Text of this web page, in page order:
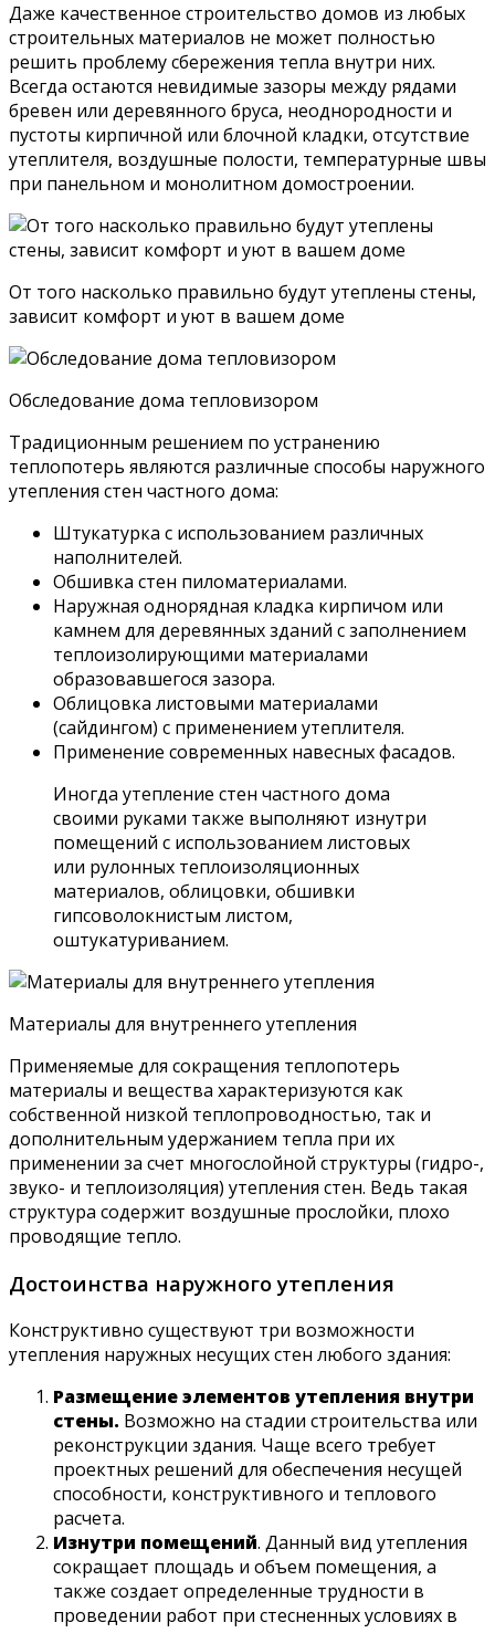
Даже качественное строительство домов из любых
строительных материалов не может полностью
решить проблему сбережения тепла внутри них.
Всегда остаются невидимые зазоры между рядами
бревен или деревянного бруса, неоднородности и
пустоты кирпичной или блочной кладки, отсутствие
утеплителя, воздушные полости, температурные швы
при панельном и монолитном домостроении.
От того насколько правильно будут утеплены стены,
зависит комфорт и уют в вашем доме
Обследование дома тепловизором
Традиционным решением по устранению
теплопотерь являются различные способы наружного
утепления стен частного дома:
Штукатурка с использованием различных
наполнителей.
Обшивка стен пиломатериалами.
Наружная однорядная кладка кирпичом или
камнем для деревянных зданий с заполнением
теплоизолирующими материалами
образовавшегося зазора.
Облицовка листовыми материалами
(сайдингом) с применением утеплителя.
Применение современных навесных фасадов.
Иногда утепление стен частного дома
своими руками также выполняют изнутри
помещений с использованием листовых
или рулонных теплоизоляционных
материалов, облицовки, обшивки
гипсоволокнистым листом,
оштукатуриванием.
Материалы для внутреннего утепления
Применяемые для сокращения теплопотерь
материалы и вещества характеризуются как
собственной низкой теплопроводностью, так и
дополнительным удержанием тепла при их
применении за счет многослойной структуры (гидро-,
звуко- и теплоизоляция) утепления стен. Ведь такая
структура содержит воздушные прослойки, плохо
проводящие тепло.
Достоинства наружного утепления
Конструктивно существуют три возможности
утепления наружных несущих стен любого здания:
Размещение элементов утепления внутри
стены. Возможно на стадии строительства или
реконструкции здания. Чаще всего требует
проектных решений для обеспечения несущей
способности, конструктивного и теплового
расчета.
Изнутри помещений. Данный вид утепления
сокращает площадь и объем помещения, а
также создает определенные трудности в
проведении работ при стесненных условиях в